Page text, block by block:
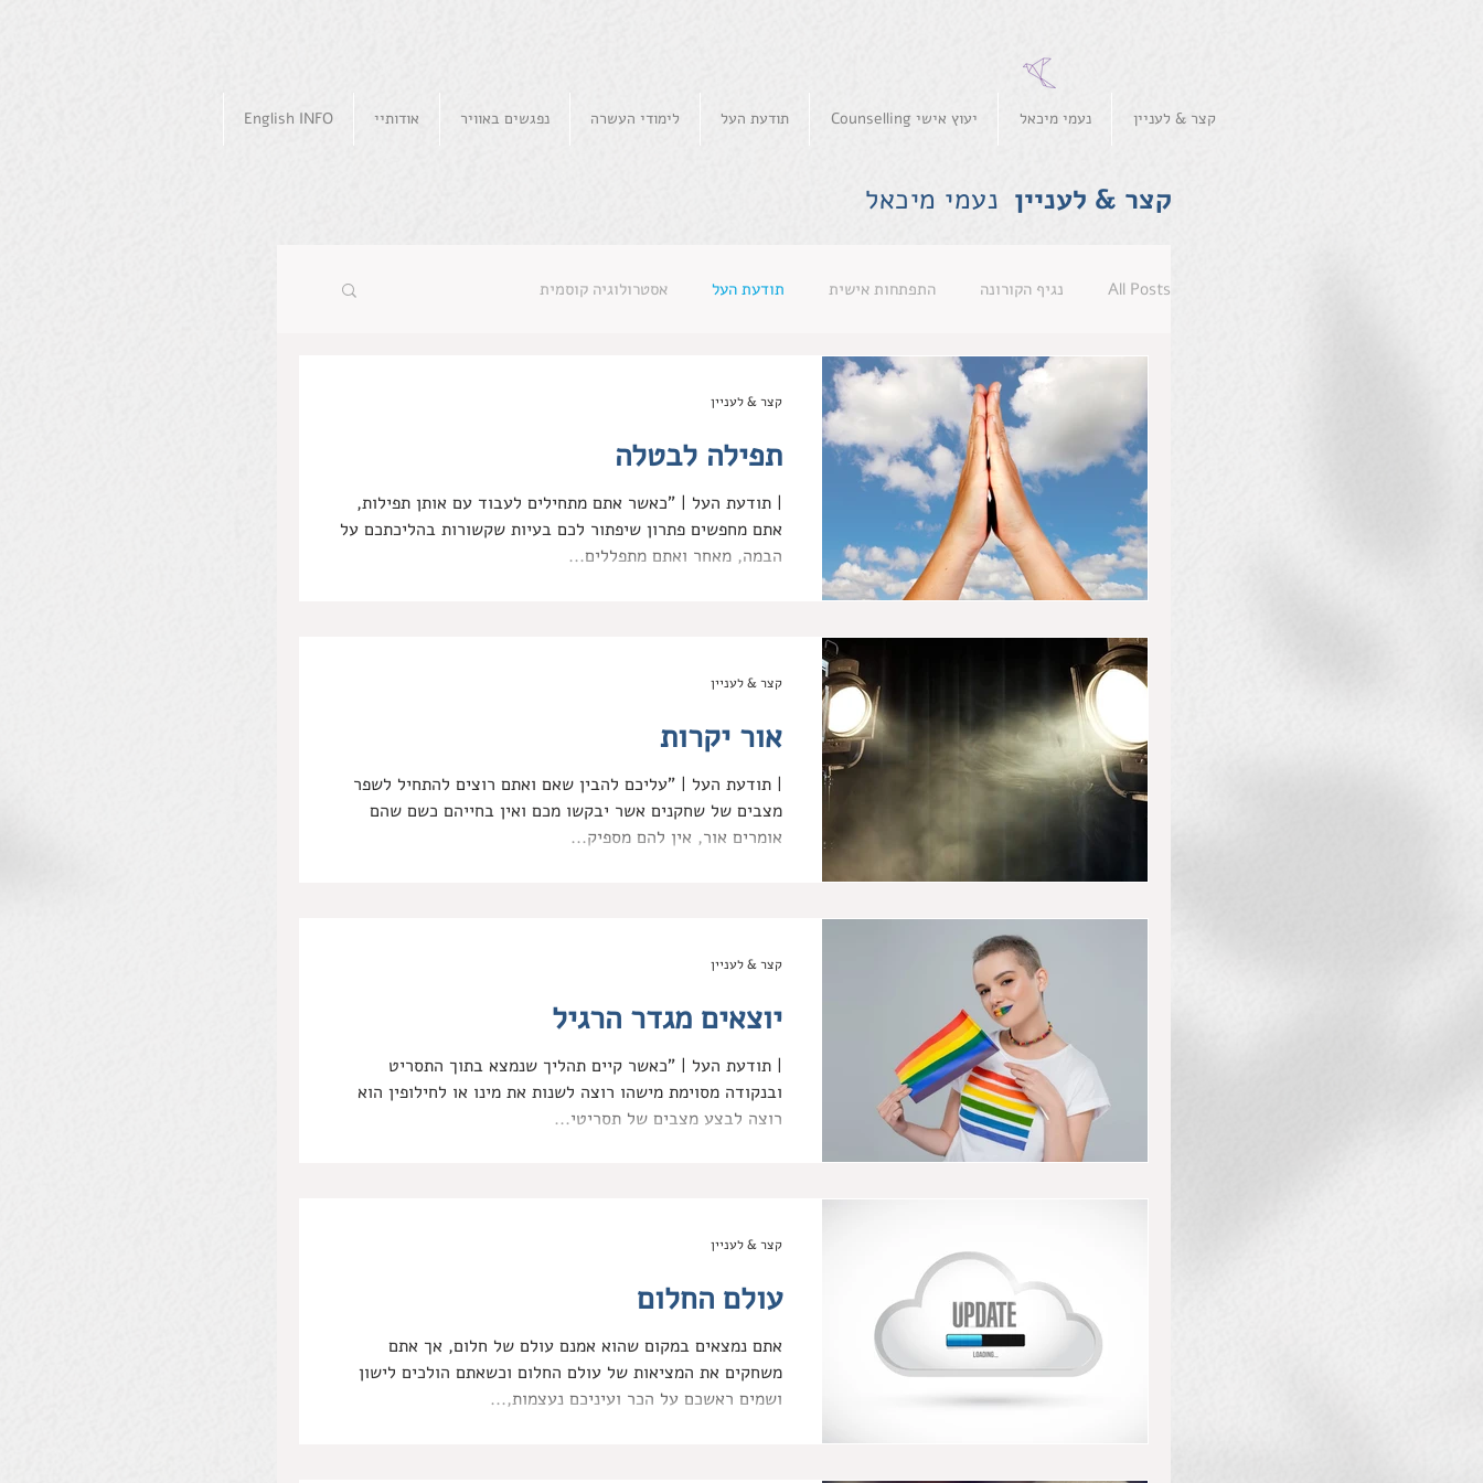
קצר & לעניין נעמי מיכאל יעוץ אישי Counselling תודעת העל לימודי העשרה נפגשים באוויר אודותיי English INFO
קצר & לעניין נעמי מיכאל
All Posts נגיף הקורונה התפתחות אישית תודעת העל אסטרולוגיה קוסמית
תפילה לבטלה
| תודעת העל | "כאשר אתם מתחילים לעבוד עם אותן תפילות,
אתם מחפשים פתרון שיפתור לכם בעיות שקשורות בהליכתכם על
הבמה, מאחר ואתם מתפללים...
קצר & לעניין
אור יקרות
| תודעת העל | "עליכם להבין שאם ואתם רוצים להתחיל לשפר
מצבים של שחקנים אשר יבקשו מכם ואין בחייהם כשם שהם
אומרים אור, אין להם מספיק...
קצר & לעניין
יוצאים מגדר הרגיל
| תודעת העל | "כאשר קיים תהליך שנמצא בתוך התסריט
ובנקודה מסוימת מישהו רוצה לשנות את מינו או לחילופין הוא
רוצה לבצע מצבים של תסריטי...
קצר & לעניין
עולם החלום
אתם נמצאים במקום שהוא אמנם עולם של חלום, אך אתם
משחקים את המציאות של עולם החלום וכשאתם הולכים לישון
ושמים ראשכם על הכר ועיניכם נעצמות,...
קצר & לעניין